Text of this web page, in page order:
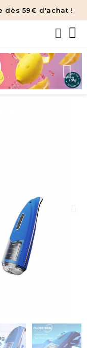
dès 59€ d'achat !